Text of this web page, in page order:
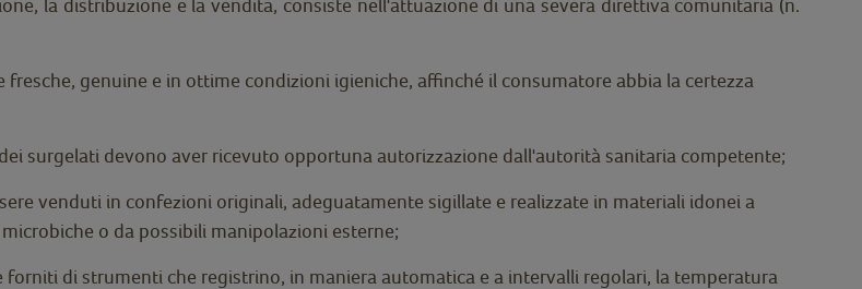
la distribuzione e la vendita, consiste nell'attuazione di una severa direttiva comunitaria (n.
genuine e in ottime condizioni igieniche, affinché il consumatore abbia la certezza
surgelati devono aver ricevuto opportuna autorizzazione dall'autorità sanitaria competente;
venduti in confezioni originali, adeguatamente sigillate e realizzate in materiali idonei a
o da possibili manipolazioni esterne;
di strumenti che registrino, in maniera automatica e a intervalli regolari, la temperatura